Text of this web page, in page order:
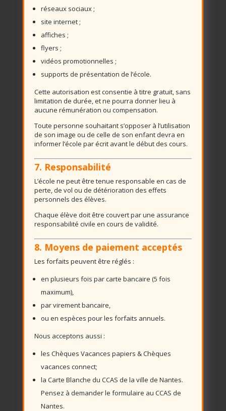
réseaux sociaux ;
site internet ;
affiches ;
flyers ;
vidéos promotionnelles ;
supports de présentation de l’école.
Cette autorisation est consentie à titre gratuit, sans
limitation de durée, et ne pourra donner lieu à
aucune rémunération ou compensation.
Toute personne souhaitant s’opposer à l’utilisation
de son image ou de celle de son enfant devra en
informer l’école par écrit avant le début des cours.
7. Responsabilité
L’école ne peut être tenue responsable en cas de
perte, de vol ou de détérioration des effets
personnels des élèves.
Chaque élève doit être couvert par une assurance
responsabilité civile en cours de validité.
8. Moyens de paiement acceptés
Les forfaits peuvent être réglés :
en plusieurs fois par carte bancaire (5 fois
maximum),
par virement bancaire,
ou en espèces pour les forfaits annuels.
Nous acceptons aussi :
les Chèques Vacances papiers & Chèques
vacances connect;
la Carte Blanche du CCAS de la ville de Nantes.
Pensez à demander le formulaire au CCAS de
Nantes.